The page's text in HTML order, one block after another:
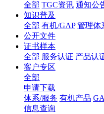
全部 TGC资讯 通知公
知识普及
全部 有机/GAP 管理体
公开文件
证书样本
全部 服务认证 产品认
客户专区
全部
申请下载
体系/服务 有机产品
信息查询